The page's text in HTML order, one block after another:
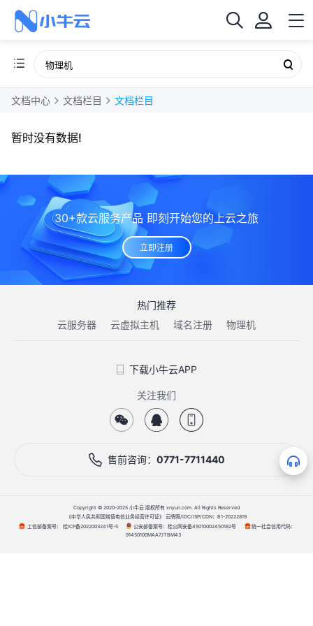
文档中心 文档栏目 文档栏目
暂时没有数据!
30+款云服务产品 即刻开始您的上云之旅
立即注册
热门推荐
云服务器
云虚拟主机 域名注册 物理机
下载小牛云APP
关注我们
售前咨询： 0771-7711440
Copyright © 2020-2025 小牛云 版权所有 xnyun.com. All Rights Reserved
《中华人民共和国增值电信业务经营许可证》 云牌照/IDC/ISP/CDN：B1-20222819
工信部备案号： 桂ICP备2022003241号-5 公安部备案号：桂公网安备45010002450182号
统一社会信用代码：
91450100MAA7JTBM43